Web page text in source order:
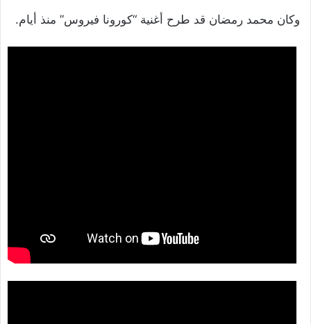
وكان محمد رمضان قد طرح أغنية “كورونا فيروس” منذ أيام.